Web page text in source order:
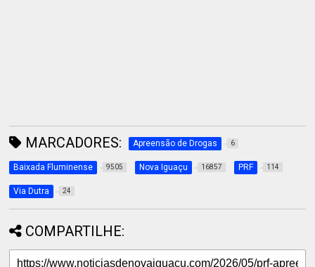
MARCADORES: Apreensão de Drogas 6
Baixada Fluminense 9505 Nova Iguaçu 16857 PRF 114
Via Dutra 24
COMPARTILHE: